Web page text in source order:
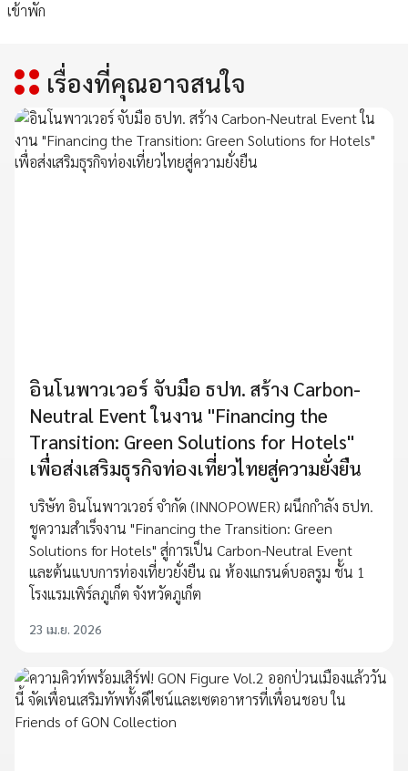
เข้าพัก
เรื่องที่คุณอาจสนใจ
อินโนพาวเวอร์ จับมือ ธปท. สร้าง Carbon-
Neutral Event ในงาน "Financing the
Transition: Green Solutions for Hotels"
เพื่อส่งเสริมธุรกิจท่องเที่ยวไทยสู่ความยั่งยืน
บริษัท อินโนพาวเวอร์ จำกัด (INNOPOWER) ผนึกกำลัง ธปท.
ชูความสำเร็จงาน "Financing the Transition: Green
Solutions for Hotels" สู่การเป็น Carbon-Neutral Event
และต้นแบบการท่องเที่ยวยั่งยืน ณ ห้องแกรนด์บอลรูม ชั้น 1
โรงแรมเพิร์ลภูเก็ต จังหวัดภูเก็ต
23 เม.ย. 2026